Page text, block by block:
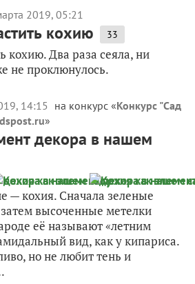
2019, 05:21
кохию 33
кохию. Два раза сеяла, ни
не проклюнулось.
14:15 на конкурс «Конкурс "Сад
»
декора в нашем
— кохия. Сначала зеленые
высоченные метелки
её называют «летним
вид, как у кипариса.
но не любит тень и